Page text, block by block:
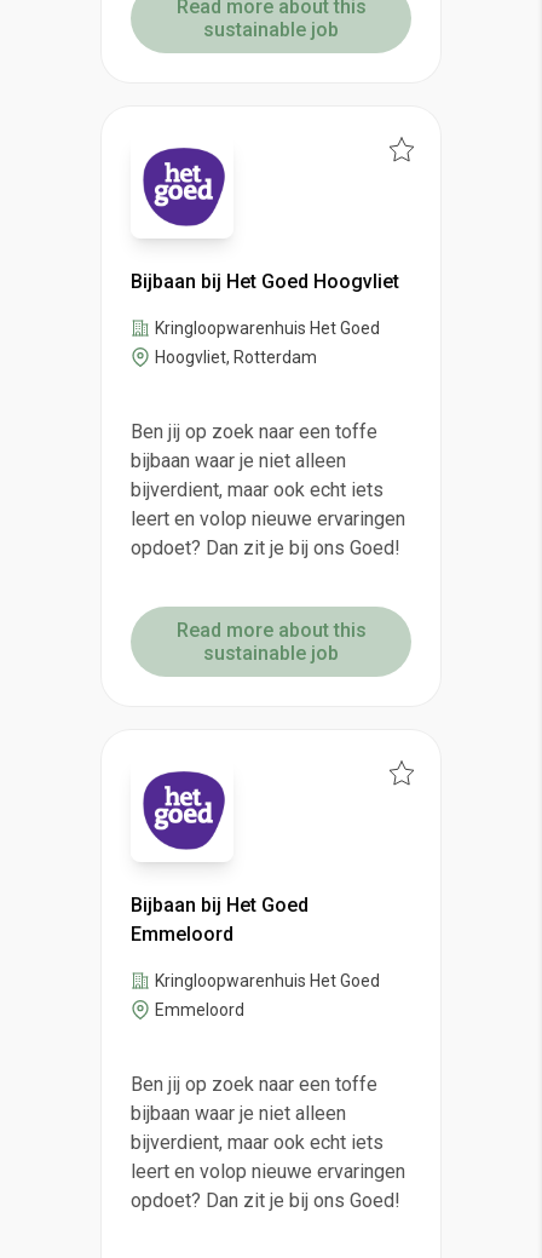
Read more about this
sustainable job
Bijbaan bij Het Goed Hoogvliet
Kringloopwarenhuis Het Goed
Hoogvliet, Rotterdam
Ben jij op zoek naar een toffe
bijbaan waar je niet alleen
bijverdient, maar ook echt iets
leert en volop nieuwe ervaringen
opdoet? Dan zit je bij ons Goed!
Read more about this
sustainable job
Bijbaan bij Het Goed
Emmeloord
Kringloopwarenhuis Het Goed
Emmeloord
Ben jij op zoek naar een toffe
bijbaan waar je niet alleen
bijverdient, maar ook echt iets
leert en volop nieuwe ervaringen
opdoet? Dan zit je bij ons Goed!